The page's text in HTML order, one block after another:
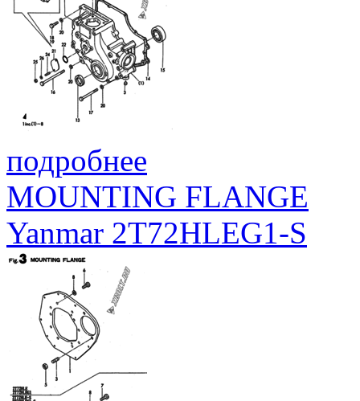
подробнее
MOUNTING FLANGE
Yanmar 2T72HLEG1-S